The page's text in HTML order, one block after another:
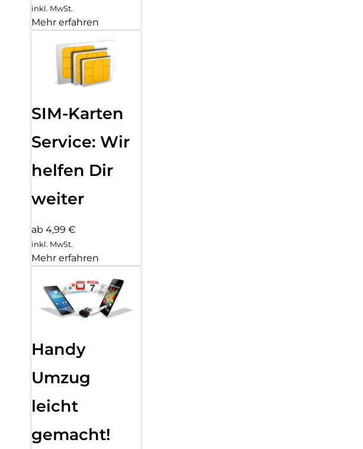
inkl. MwSt.
Mehr erfahren
SIM-Karten
Service: Wir
helfen Dir
weiter
ab 4,99 €
inkl. MwSt.
Mehr erfahren
Handy
Umzug
leicht
gemacht!